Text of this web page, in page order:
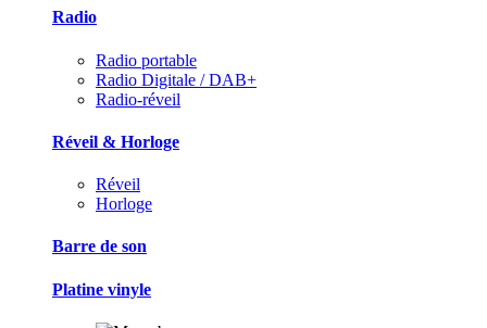
Radio
Radio portable
Radio Digitale / DAB+
Radio-réveil
Réveil & Horloge
Réveil
Horloge
Barre de son
Platine vinyle